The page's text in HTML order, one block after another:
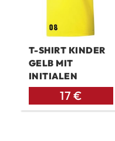
T-SHIRT KINDER
GELB MIT
INITIALEN
17 €